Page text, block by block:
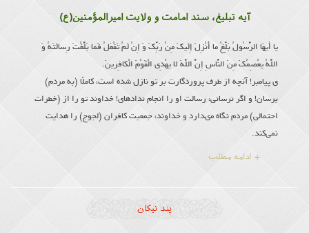
آیه تبلیغ، سند امامت و ولایت امیرالمؤمنین(ع)
یا أَیهَا الرَّسُولُ بَلِّغْ ما أُنْزِلَ إِلَیكَ مِنْ رَبِّكَ وَ إِنْ لَمْ تَفْعَلْ فَما بَلَّغْتَ رِسالَتَهُ وَ
اللَّهُ یعْصِمُكَ مِنَ النَّاسِ إِنَّ اللَّهَ لا یهْدِی الْقَوْمَ الْكافِرینَ.
ى پیامبر! آنچه از طرف پروردگارت بر تو نازل شده است، كاملًا (به مردم)
برسان! و اگر نرسانی، رسالت او را انجام نداده‏اى! خداوند تو را از (خطرات
احتمالى) مردم نگاه مى‏دارد و خداوند، جمعیت كافران (لجوج) را هدایت
نمی‌کند.
+ ادامه مطلب
پند نیکان